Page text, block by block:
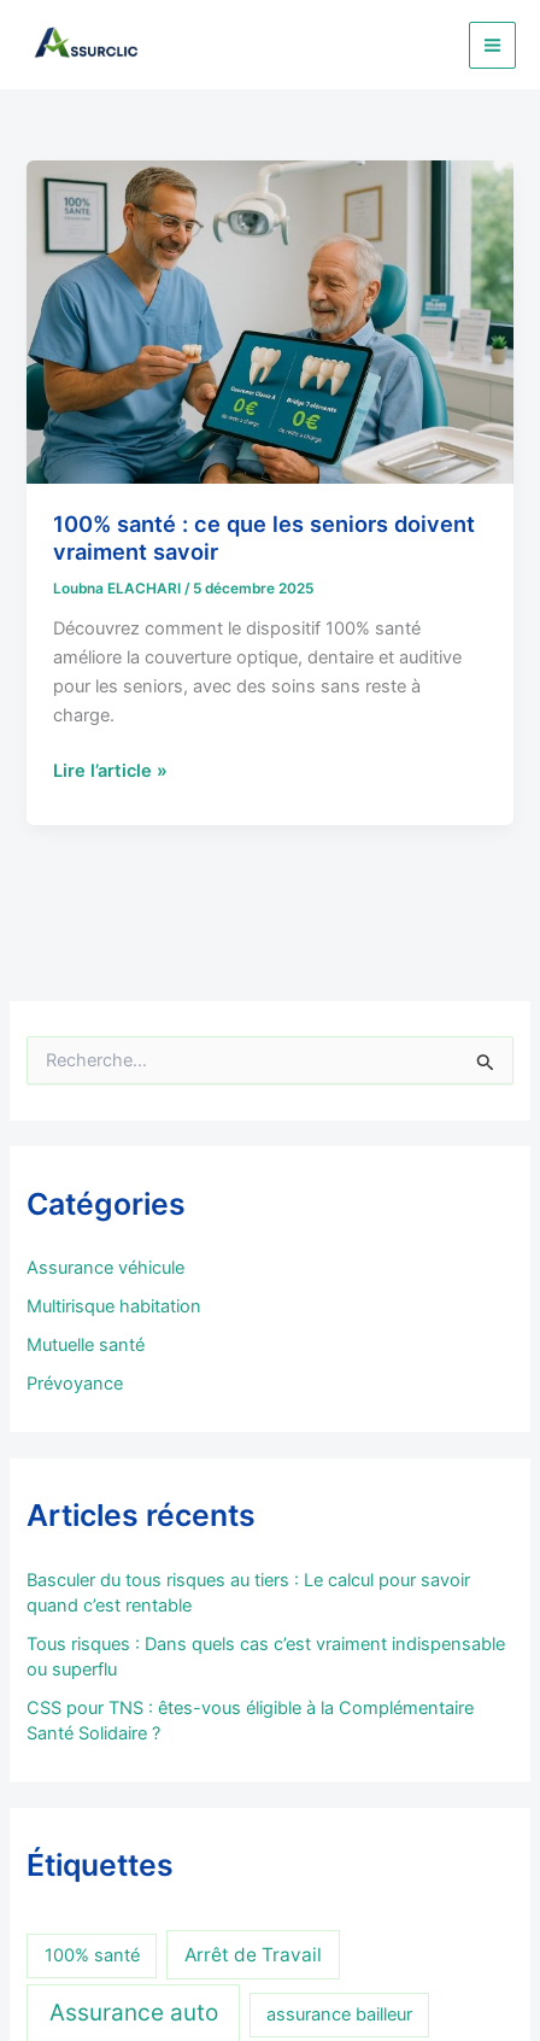
100% santé : ce que les seniors doivent
vraiment savoir
Loubna ELACHARI/ 5 décembre 2025
Découvrez comment le dispositif 100% santé
améliore la couverture optique, dentaire et auditive
pour les seniors, avec des soins sans reste à
charge.
100%
santé
ce
que
les
seniors
doivent
vraiment
savoir
Lire l’article »
e
c
r
Catégories
Assurance véhicule
Multirisque habitation
Mutuelle santé
Prévoyance
Articles récents
Basculer du tous risques au tiers : Le calcul pour savoir
quand c’est rentable
Tous risques : Dans quels cas c’est vraiment indispensable
ou superflu
CSS pour TNS : êtes-vous éligible à la Complémentaire
Santé Solidaire ?
Étiquettes
100% santé Arrêt de Travail
Assurance auto assurance bailleur